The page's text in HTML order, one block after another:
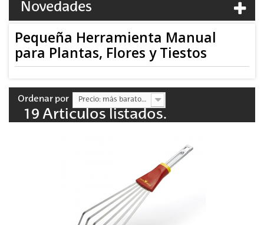
Novedades
Pequeña Herramienta Manual
para Plantas, Flores y Tiestos
Ordenar por Precio: más baratos primero
19 Articulos listados.